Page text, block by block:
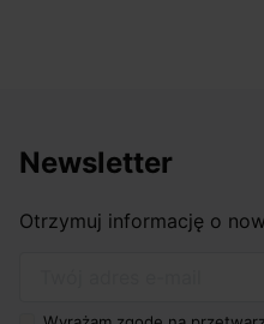
Newsletter
Otrzymuj informację o